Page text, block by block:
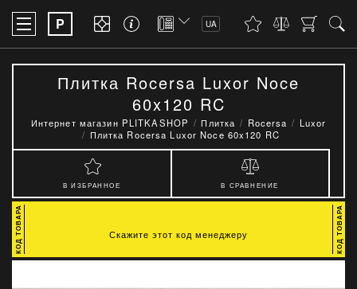
P UA
Плитка Rocersa Luxor Noce
60x120 RC
Интернет магазин PLITKASHOP Плитка Rocersa
Luxor
Плитка Rocersa Luxor Noce 60x120 RC
В ИЗБРАННОЕ В СРАВНЕНИЕ
Скажите этот код менеджеру